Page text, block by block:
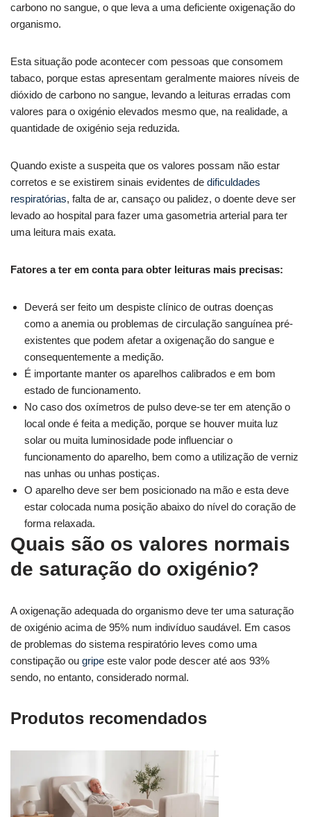
carbono no sangue, o que leva a uma deficiente oxigenação do
organismo.
Esta situação pode acontecer com pessoas que consomem
tabaco, porque estas apresentam geralmente maiores níveis de
dióxido de carbono no sangue, levando a leituras erradas com
valores para o oxigénio elevados mesmo que, na realidade, a
quantidade de oxigénio seja reduzida.
Quando existe a suspeita que os valores possam não estar
corretos e se existirem sinais evidentes de dificuldades
respiratórias, falta de ar, cansaço ou palidez, o doente deve ser
levado ao hospital para fazer uma gasometria arterial para ter
uma leitura mais exata.
Fatores a ter em conta para obter leituras mais precisas:
Deverá ser feito um despiste clínico de outras doenças
como a anemia ou problemas de circulação sanguínea pré-
existentes que podem afetar a oxigenação do sangue e
consequentemente a medição.
É importante manter os aparelhos calibrados e em bom
estado de funcionamento.
No caso dos oxímetros de pulso deve-se ter em atenção o
local onde é feita a medição, porque se houver muita luz
solar ou muita luminosidade pode influenciar o
funcionamento do aparelho, bem como a utilização de verniz
nas unhas ou unhas postiças.
O aparelho deve ser bem posicionado na mão e esta deve
estar colocada numa posição abaixo do nível do coração de
forma relaxada.
Quais são os valores normais
de saturação do oxigénio?
A oxigenação adequada do organismo deve ter uma saturação
de oxigénio acima de 95% num indivíduo saudável. Em casos
de problemas do sistema respiratório leves como uma
constipação ou gripe este valor pode descer até aos 93%
sendo, no entanto, considerado normal.
Produtos recomendados